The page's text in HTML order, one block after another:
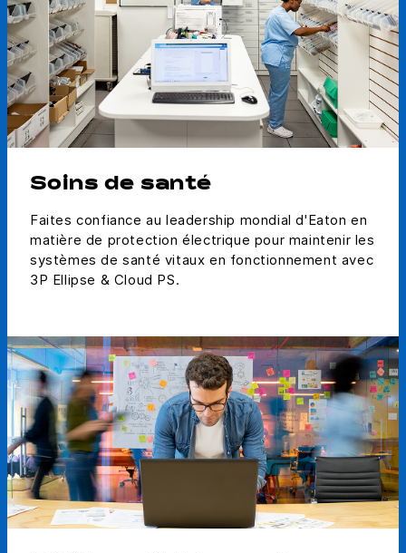
Soins de santé
Faites confiance au leadership mondial d'Eaton en
matière de protection électrique pour maintenir les
systèmes de santé vitaux en fonctionnement avec
3P Ellipse & Cloud PS.